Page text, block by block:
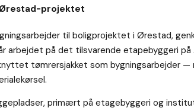
Ørestad-projektet
til boligprojektet i Ørestad,
arbejdet på det tilsvarende etapebyggeri på
tømrersjakket som bygningsarbejder —
primært på etagebyggeri og